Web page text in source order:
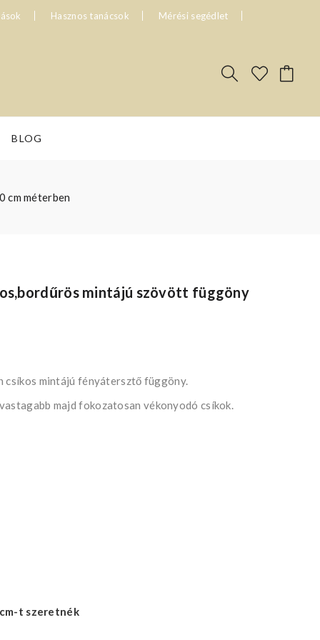
Hasznos tanácsok Mérési segédlet
BLOG
cm méterben
mintájú szövött függöny
csíkos mintájú fényátersztő függöny.
majd fokozatosan vékonyodó csíkok.
cm-t szeretnék